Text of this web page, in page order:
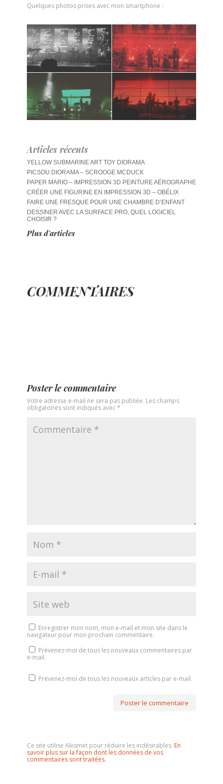
Quelques photos prises avec mon smartphone :
Articles récents
YELLOW SUBMARINE ART TOY DIORAMA
PICSOU DIORAMA – SCROOGE MCDUCK
PAPER MARIO – IMPRESSION 3D PEINTURE AÉROGRAPHE
CRÉER UNE FIGURINE EN IMPRESSION 3D – OBÉLIX
FAIRE UNE FRESQUE POUR UNE CHAMBRE D’ENFANT
DESSINER AVEC LA SURFACE PRO, QUEL LOGICIEL
CHOISIR ?
Plus d'articles
COMMENTAIRES
Poster le commentaire
Votre adresse e-mail ne sera pas publiée. Les champs
obligatoires sont indiqués avec*
Enregistrer mon nom, mon e-mail et mon site dans le
navigateur pour mon prochain commentaire.
Prévenez-moi de tous les nouveaux commentaires par
e-mail.
Prévenez-moi de tous les nouveaux articles par e-mail.
Ce site utilise Akismet pour réduire les indésirables. En
savoir plus sur la façon dont les données de vos
commentaires sont traitées.